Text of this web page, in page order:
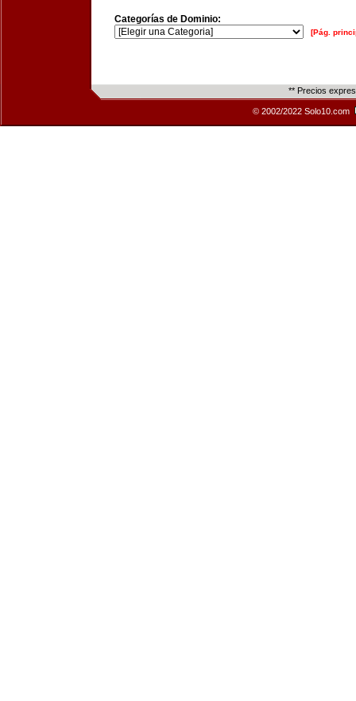
Categorías de Dominio:
[Pág.
** Precios
© 2002/2022 Solo10.com